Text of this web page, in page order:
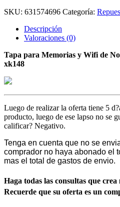
SKU: 631574696 Categoría:
Descripción
Valoraciones (0)
Tapa para Memorias y Wifi de
xk148
Luego de realizar la oferta tiene 5
producto, luego de ese lapso no se
calificar? Negativo.
Tenga en cuenta que no se
comprador no haya abonado el
mas el total de gastos de envio.
Haga todas las consultas que
Recuerde que su oferta es un